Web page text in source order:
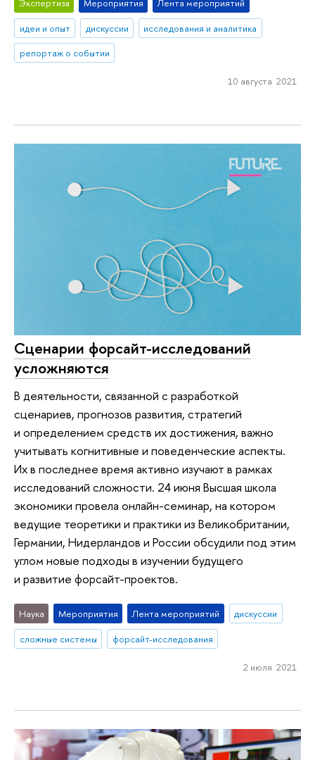
Экспертиза Мероприятия
Лента мероприятий
идеи и опыт
дискуссии
исследования и аналитика
репортаж о событии
10 августа 2021
Сценарии форсайт-исследований
усложняются
В деятельности, связанной с разработкой
сценариев, прогнозов развития, стратегий
и определением средств их достижения, важно
учитывать когнитивные и поведенческие аспекты.
Их в последнее время активно изучают в рамках
исследований сложности. 24 июня Высшая школа
экономики провела онлайн-семинар, на котором
ведущие теоретики и практики из Великобритании,
Германии, Нидерландов и России обсудили под этим
углом новые подходы в изучении будущего
и развитие форсайт-проектов.
Наука Мероприятия Лента мероприятий
дискуссии
сложные системы
форсайт-исследования
2 июля 2021